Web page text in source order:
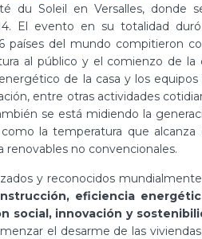
du Soleil en Versalles, donde
El evento en su totalidad
países del mundo compitieron
al público y el comienzo de
de la casa y los
entre otras actividades
se está midiendo la
la temperatura que
renovables no convencionales.
y reconocidos
eficiencia
social, innovación y
el desarme de las